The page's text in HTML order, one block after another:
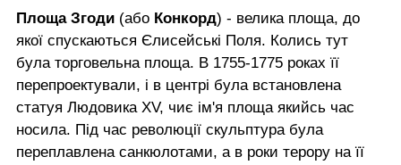
Площа Згоди (або Конкорд) - велика площа, до
якої спускаються Єлисейські Поля. Колись тут
була торговельна площа. В 1755-1775 роках її
перепроектували, і в центрі була встановлена
статуя Людовика XV, чиє ім'я площа якийсь час
носила. Під час революції скульптура була
переплавлена санкюлотами, а в роки терору на її